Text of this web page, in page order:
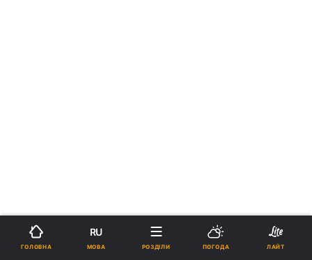
ГОЛОВНА
RU
МОВА РОЗДІЛИ ПОГОДА ЛАЙТ